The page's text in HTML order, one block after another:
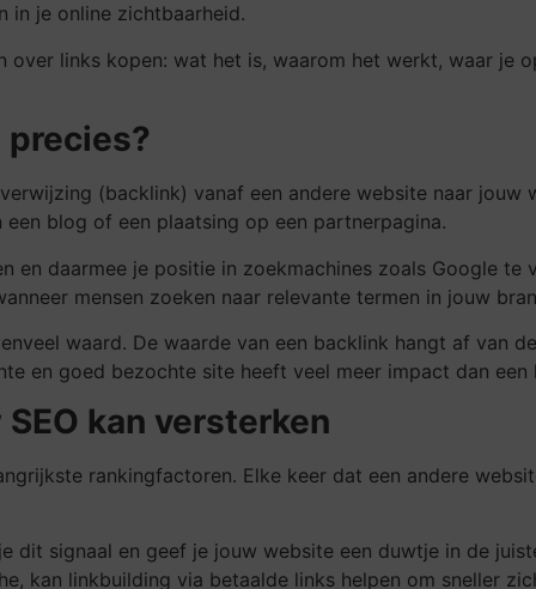
in je online zichtbaarheid.
links kopen: wat het is, waarom het werkt, waar je
(backlink) vanaf een andere website naar jouw
blog of een plaatsing op een partnerpagina.
en daarmee je positie in zoekmachines zoals Google te
mensen zoeken naar relevante termen in jouw
waard. De waarde van een backlink hangt af van
en goed bezochte site heeft veel meer impact dan
kan versterken
rankingfactoren. Elke keer dat een andere
dit signaal en geef je jouw website een duwtje in de
kan linkbuilding via betaalde links helpen om sneller